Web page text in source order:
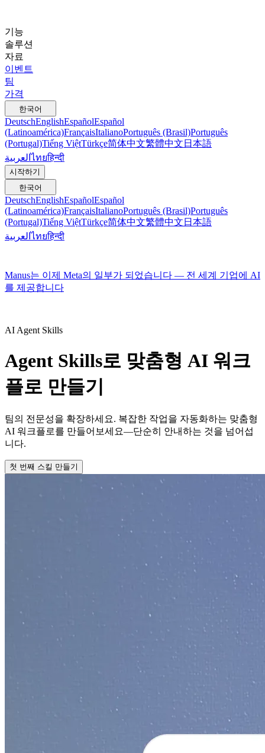
기능
솔루션
자료
이벤트
팀
가격
한국어
DeutschEnglishEspañolEspañol
(Latinoamérica)FrançaisItalianoPortuguês (Brasil)Português
(Portugal)Tiếng ViệtTürkçe简体中文繁體中文 日本語
العربيةไทยहिन्दी
시작하기
한국어
DeutschEnglishEspañolEspañol
(Latinoamérica)FrançaisItalianoPortuguês (Brasil)Português
(Portugal)Tiếng ViệtTürkçe简体中文繁體中文 日本語
العربيةไทยहिन्दी
Manus는 이제 Meta의 일부가 되었습니다 — 전 세계 기업에 AI
를 제공합니다
AI Agent Skills
Agent Skills로 맞춤형 AI 워크
플로 만들기
팀의 전문성을 확장하세요. 복잡한 작업을 자동화하는 맞춤형
AI 워크플로를 만들어보세요—단순히 안내하는 것을 넘어섭
니다.
첫 번째 스킬 만들기